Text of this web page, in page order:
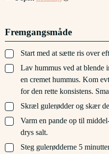
Fremgangsmåde
▢
Start med at sætte ris over
▢
Lav hummus ved at blende
en cremet hummus. Kom
for den rette konsistens.
▢
Skræl gulerødder og skær
▢
Varm en pande op til
drys salt.
▢
Steg gulerødderne 5